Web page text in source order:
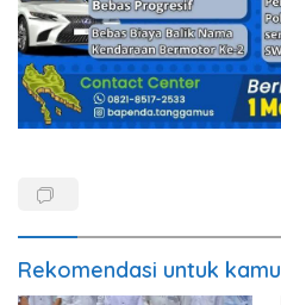
Rekomendasi untuk kamu